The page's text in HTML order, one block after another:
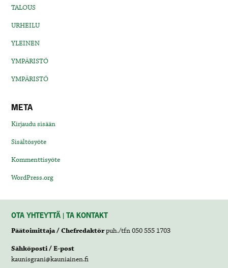
TALOUS
URHEILU
YLEINEN
YMPÄRISTÖ
YMPÄRISTÖ
META
Kirjaudu sisään
Sisältösyöte
Kommenttisyöte
WordPress.org
OTA YHTEYTTÄ | TA KONTAKT
Päätoimittaja / Chefredaktörpuh./tfn 050 555 1703
Sähköposti / E-post
kaunisgrani@kauniainen.fi